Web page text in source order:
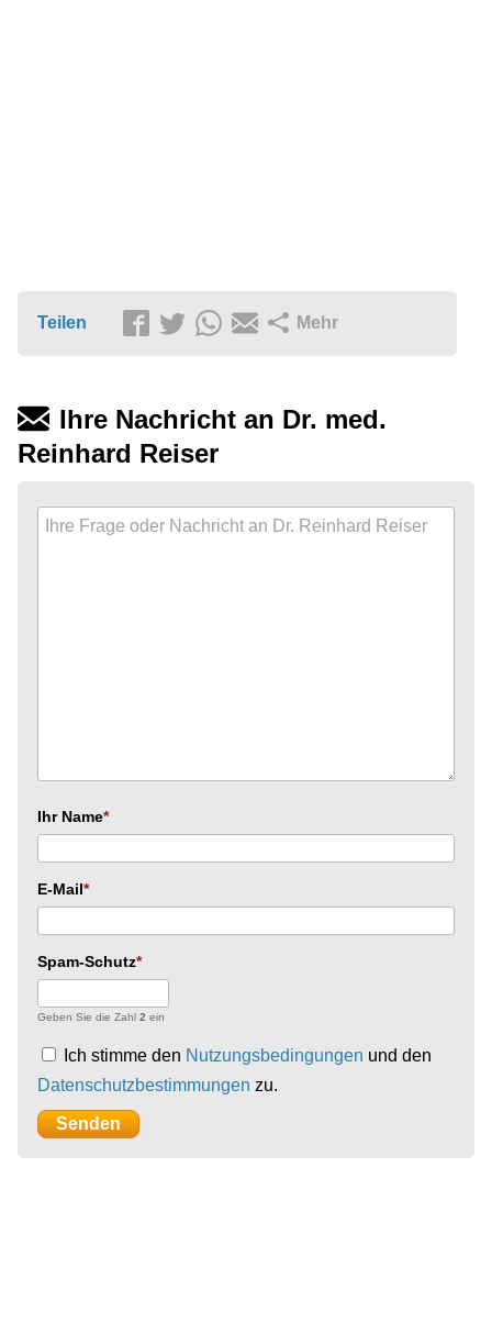
Teilen Mehr
Ihre Nachricht an Dr. med.
Reinhard Reiser
Ihr Name
E-Mail
Spam-Schutz
Geben Sie die Zahl 2 ein
Ich stimme den Nutzungsbedingungen und den
Datenschutzbestimmungen zu.